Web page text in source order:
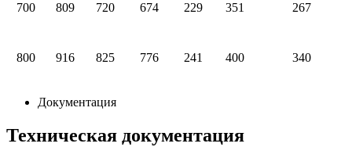
700 809 720 674 229 351 267
800 916 825 776 241 400 340
Документация
Техническая документация